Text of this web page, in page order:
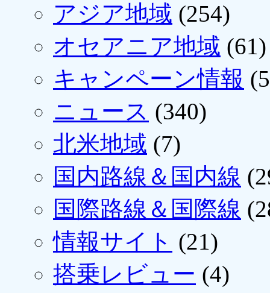
アジア地域 (254)
オセアニア地域 (61)
キャンペーン情報
ニュース (340)
北米地域 (7)
国内路線＆国内線
国際路線＆国際線
情報サイト (21)
搭乗レビュー (4)